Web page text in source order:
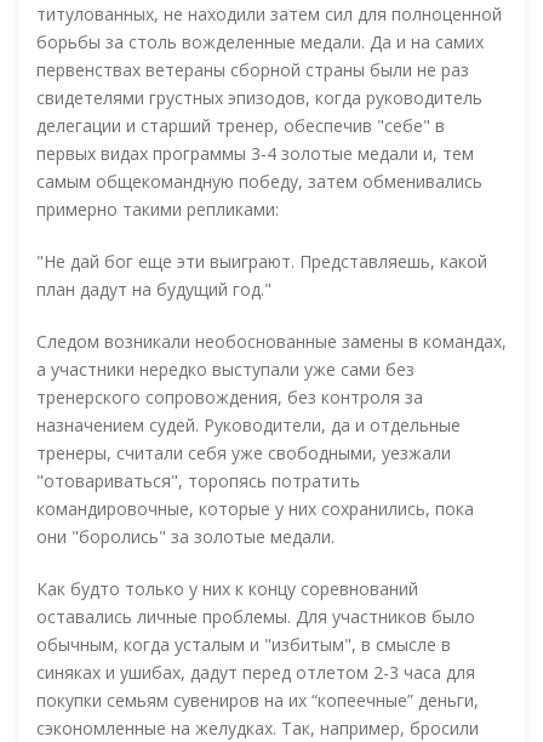
титулованных, не находили затем сил для полноценной
борьбы за столь вожделенные медали. Да и на самих
первенствах ветераны сборной страны были не раз
свидетелями грустных эпизодов, когда руководитель
делегации и старший тренер, обеспечив "себе" в
первых видах программы 3-4 золотые медали и, тем
самым общекомандную победу, затем обменивались
примерно такими репликами:
"Не дай бог еще эти выиграют. Представляешь, какой
план дадут на будущий год."
Следом возникали необоснованные замены в командах,
а участники нередко выступали уже сами без
тренерского сопровождения, без контроля за
назначением судей. Руководители, да и отдельные
тренеры, считали себя уже свободными, уезжали
"отовариваться", торопясь потратить
командировочные, которые у них сохранились, пока
они "боролись" за золотые медали.
Как будто только у них к концу соревнований
оставались личные проблемы. Для участников было
обычным, когда усталым и "избитым", в смысле в
синяках и ушибах, дадут перед отлетом 2-3 часа для
покупки семьям сувениров на их “копеечные” деньги,
сэкономленные на желудках. Так, например, бросили